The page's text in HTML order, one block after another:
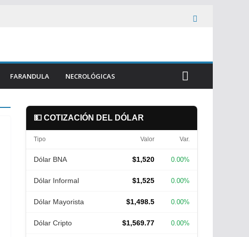
FARANDULA NECROLÓGICAS
💵 COTIZACIÓN DEL DÓLAR
Tipo Valor Var.
Dólar BNA $1,520 0.00%
Dólar Informal $1,525 0.00%
Dólar Mayorista $1,498.5 0.00%
Dólar Cripto $1,569.77 0.00%